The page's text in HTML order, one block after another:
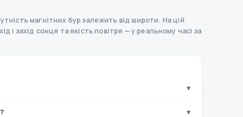
магнітних бур залежить від широти. На цій
і захід сонця та якість повітря — у реальному часі за
▾
▾